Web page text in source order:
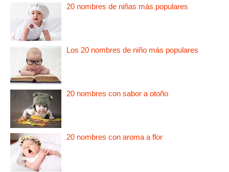
20 nombres de niñas más populares
Los 20 nombres de niño más populares
20 nombres con sabor a otoño
20 nombres con aroma a flor